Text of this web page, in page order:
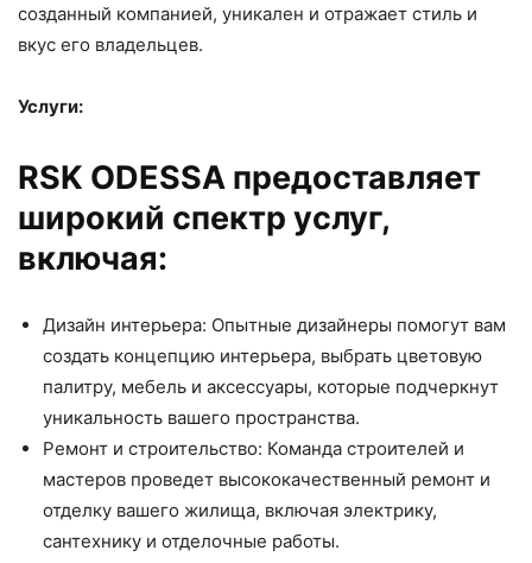
созданный компанией, уникален и отражает стиль и
вкус его владельцев.
Услуги:
RSK ODESSA предоставляет
широкий спектр услуг,
включая:
Дизайн интерьера: Опытные дизайнеры помогут вам
создать концепцию интерьера, выбрать цветовую
палитру, мебель и аксессуары, которые подчеркнут
уникальность вашего пространства.
Ремонт и строительство: Команда строителей и
мастеров проведет высококачественный ремонт и
отделку вашего жилища, включая электрику,
сантехнику и отделочные работы.